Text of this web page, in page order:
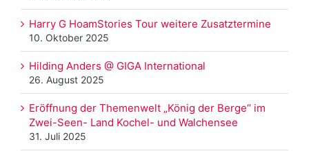
Harry G HoamStories Tour weitere Zusatztermine
10. Oktober 2025
Hilding Anders @ GIGA International
26. August 2025
Eröffnung der Themenwelt „König der Berge“ im
Zwei-Seen- Land Kochel- und Walchensee
31. Juli 2025